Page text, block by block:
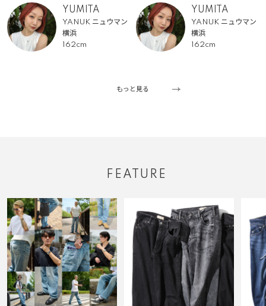
YUMITA
YANUK ニュウマン
横浜
162cm
YUMITA
YANUK ニュウマン
横浜
162cm
もっと見る
FEATURE